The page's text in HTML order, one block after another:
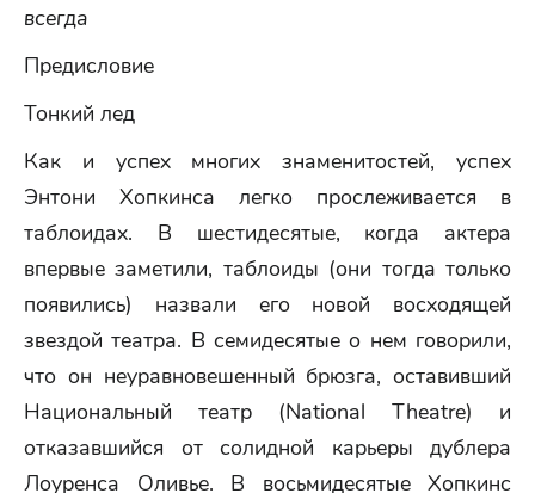
всегда
Предисловие
Тонкий лед
Как и успех многих знаменитостей, успех
Энтони Хопкинса легко прослеживается в
таблоидах. В шестидесятые, когда актера
впервые заметили, таблоиды (они тогда только
появились) назвали его новой восходящей
звездой театра. В семидесятые о нем говорили,
что он неуравновешенный брюзга, оставивший
Национальный театр (National Theatre) и
отказавшийся от солидной карьеры дублера
Лоуренса Оливье. В восьмидесятые Хопкинс